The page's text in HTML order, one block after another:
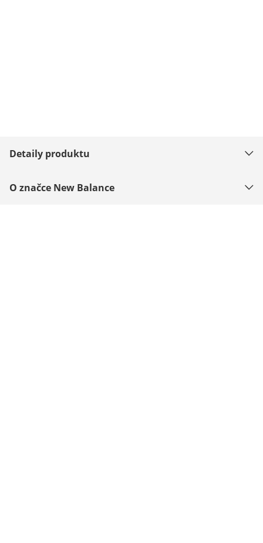
Detaily produktu
O značce New Balance